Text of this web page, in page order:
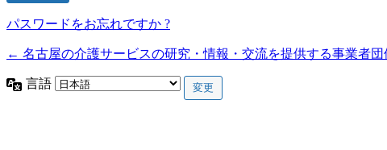
パスワードをお忘れですか ?
← 名古屋の介護サービスの研究・情報・交流を提供する事業者
言語